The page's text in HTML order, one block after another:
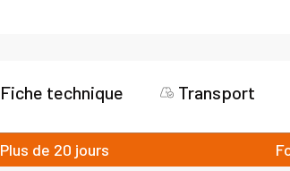
Fiche technique Transport
Plus de 20 jours